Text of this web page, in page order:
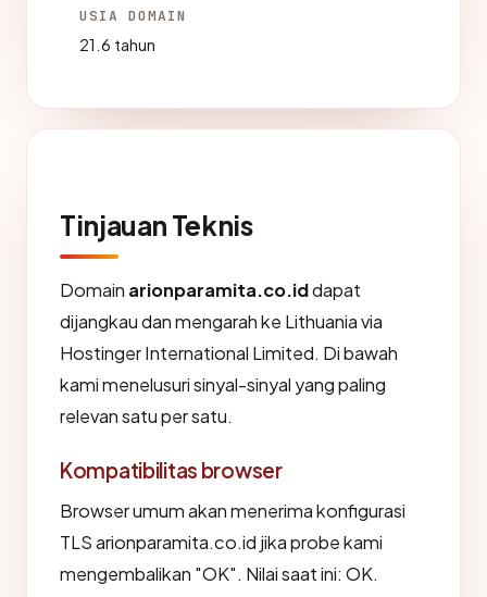
USIA DOMAIN
21.6 tahun
Tinjauan Teknis
Domain arionparamita.co.iddapat
dijangkau dan mengarah ke Lithuania via
Hostinger International Limited. Di bawah
kami menelusuri sinyal-sinyal yang paling
relevan satu per satu.
Kompatibilitas browser
Browser umum akan menerima konfigurasi
TLS arionparamita.co.id jika probe kami
mengembalikan "OK". Nilai saat ini: OK.